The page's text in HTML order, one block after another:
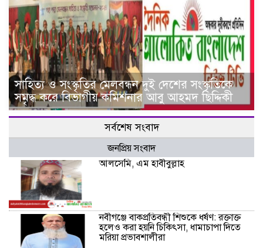
সাহিত্য ও সংস্কৃতির মেলবন্ধন দুই দেশের সংস্কৃতিকে
সমৃদ্ধ করে বিভাগীয় কমিশনার আবু আহমদ ছিদ্দিকী
সর্বশেষ সংবাদ
জনপ্রিয় সংবাদ
আলসেমি, এম হাবীবুল্লাহ
নবীগঞ্জে বাকপ্রতিবন্ধী শিশুকে ধর্ষণ: রক্তাক্ত
হলেও করা হয়নি চিকিৎসা, ধামাচাপা দিতে
মরিয়া প্রভাবশালীরা